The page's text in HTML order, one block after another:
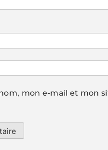
mon e-mail et mon